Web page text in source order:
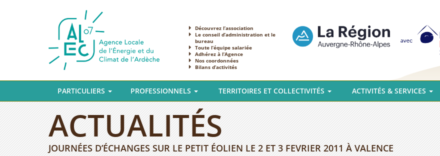
Découvrez l’association
Le conseil d’administration et le
bureau
Toute l’équipe salariée
Adhérez à l’Agence
Nos coordonnées
Bilans d’activités
PARTICULIERS PROFESSIONNELS TERRITOIRES ET COLLECTIVITÉS ACTIVITÉS & SERVICES
ACTUALITÉS
JOURNÉES D’ÉCHANGES SUR LE PETIT ÉOLIEN LE 2 ET 3 FEVRIER 2011 À VALENCE